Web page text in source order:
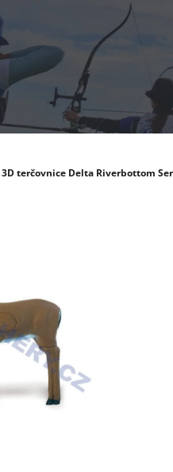
3D terčovnice Delta Riverbottom